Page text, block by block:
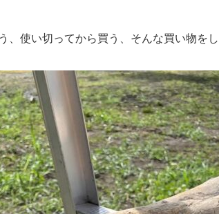
使い切ってから買う、そんな買い物をし